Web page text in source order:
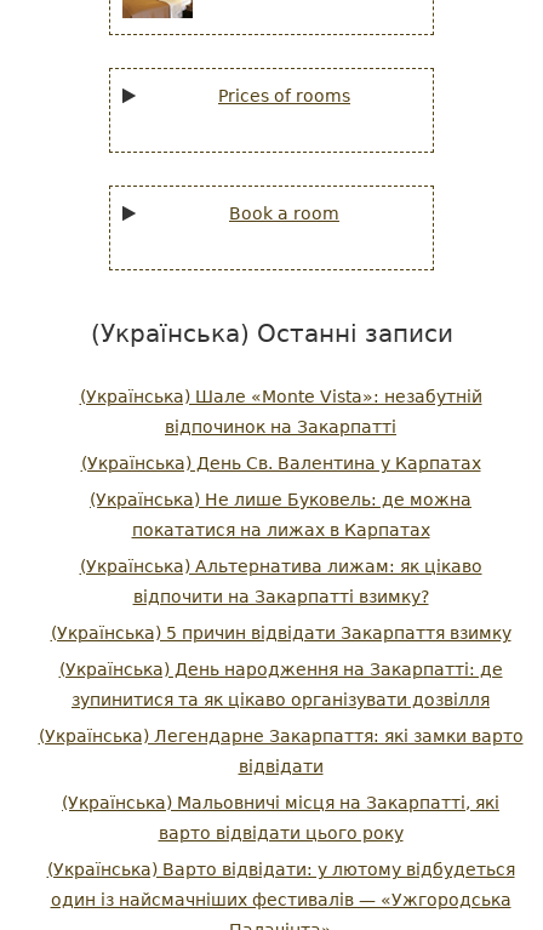
Prices of rooms
Book a room
(Українська) Останні записи
(Українська) Шале «Monte Vista»: незабутній
відпочинок на Закарпатті
(Українська) День Св. Валентина у Карпатах
(Українська) Не лише Буковель: де можна
покататися на лижах в Карпатах
(Українська) Альтернатива лижам: як цікаво
відпочити на Закарпатті взимку?
(Українська) 5 причин відвідати Закарпаття взимку
(Українська) День народження на Закарпатті: де
зупинитися та як цікаво організувати дозвілля
(Українська) Легендарне Закарпаття: які замки варто
відвідати
(Українська) Мальовничі місця на Закарпатті, які
варто відвідати цього року
(Українська) Варто відвідати: у лютому відбудеться
один із найсмачніших фестивалів — «Ужгородська